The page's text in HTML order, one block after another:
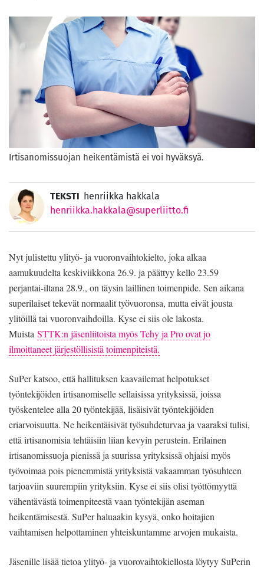
Irtisanomissuojan heikentämistä ei voi hyväksyä.
TEKSTI henriikka hakkala
henriikka.hakkala@superliitto.fi
Nyt julistettu ylityö- ja vuoronvaihtokielto, joka alkaa
aamukuudelta keskiviikkona 26.9. ja päättyy kello 23.59
perjantai-iltana 28.9., on täysin laillinen toimenpide. Sen aikana
superilaiset tekevät normaalit työvuoronsa, mutta eivät jousta
ylitöillä tai vuoronvaihdoilla. Kyse ei siis ole lakosta.
Muista STTK:n jäsenliitoista myös Tehy ja Pro ovat jo
ilmoittaneet järjestöllisistä toimenpiteistä.
SuPer katsoo, että hallituksen kaavailemat helpotukset
työntekijöiden irtisanomiselle sellaisissa yrityksissä, joissa
työskentelee alla 20 työntekijää, lisäisivät työntekijöiden
eriarvoisuutta. Ne heikentäisivät työsuhdeturvaa ja vaaraksi tulisi,
että irtisanomisia tehtäisiin liian kevyin perustein. Erilainen
irtisanomissuoja pienissä ja suurissa yrityksissä ohjaisi myös
työvoimaa pois pienemmistä yrityksistä vakaamman työsuhteen
tarjoaviin suurempiin yrityksiin. Kyse ei siis olisi työttömyyttä
vähentävästä toimenpiteestä vaan työntekijän aseman
heikentämisestä. SuPer haluaakin kysyä, onko hoitajien
vaihtamisen helpottaminen yhteiskuntamme arvojen mukaista.
Jäsenille lisää tietoa ylityö- ja vuorovaihtokiellosta löytyy SuPerin